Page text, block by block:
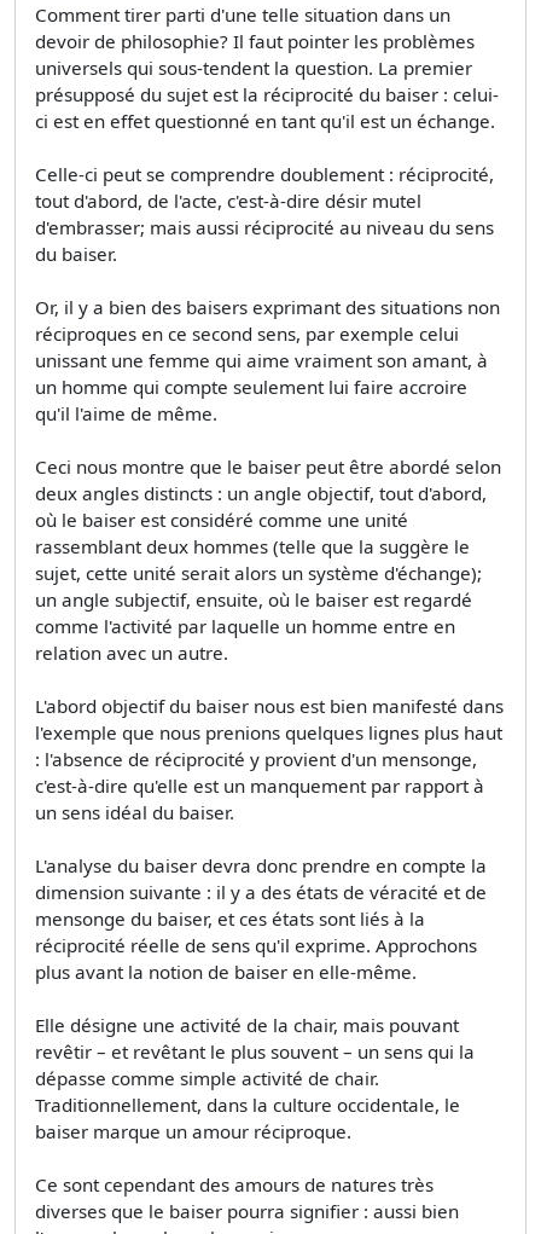
Comment tirer parti d'une telle situation dans un
devoir de philosophie? Il faut pointer les problèmes
universels qui sous-tendent la question. La premier
présupposé du sujet est la réciprocité du baiser : celui-
ci est en effet questionné en tant qu'il est un échange.
Celle-ci peut se comprendre doublement : réciprocité,
tout d'abord, de l'acte, c'est-à-dire désir mutel
d'embrasser; mais aussi réciprocité au niveau du sens
du baiser.
Or, il y a bien des baisers exprimant des situations non
réciproques en ce second sens, par exemple celui
unissant une femme qui aime vraiment son amant, à
un homme qui compte seulement lui faire accroire
qu'il l'aime de même.
Ceci nous montre que le baiser peut être abordé selon
deux angles distincts : un angle objectif, tout d'abord,
où le baiser est considéré comme une unité
rassemblant deux hommes (telle que la suggère le
sujet, cette unité serait alors un système d'échange);
un angle subjectif, ensuite, où le baiser est regardé
comme l'activité par laquelle un homme entre en
relation avec un autre.
L'abord objectif du baiser nous est bien manifesté dans
l'exemple que nous prenions quelques lignes plus haut
: l'absence de réciprocité y provient d'un mensonge,
c'est-à-dire qu'elle est un manquement par rapport à
un sens idéal du baiser.
L'analyse du baiser devra donc prendre en compte la
dimension suivante : il y a des états de véracité et de
mensonge du baiser, et ces états sont liés à la
réciprocité réelle de sens qu'il exprime. Approchons
plus avant la notion de baiser en elle-même.
Elle désigne une activité de la chair, mais pouvant
revêtir – et revêtant le plus souvent – un sens qui la
dépasse comme simple activité de chair.
Traditionnellement, dans la culture occidentale, le
baiser marque un amour réciproque.
Ce sont cependant des amours de natures très
diverses que le baiser pourra signifier : aussi bien